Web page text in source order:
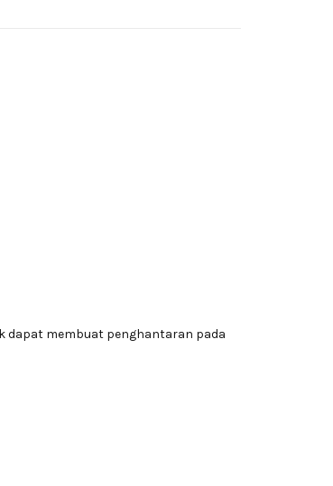
dapat membuat penghantaran pada